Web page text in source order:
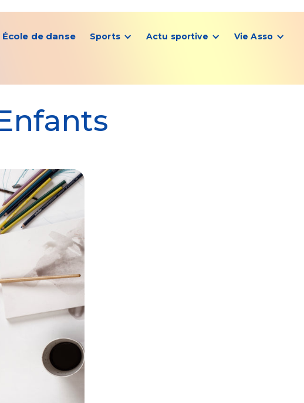
École de danse Sports Actu sportive Vie Asso